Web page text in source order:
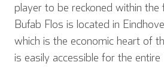
player to be reckoned within the
Bufab Flos is located in
which is the economic heart of
is easily accessible for the entire